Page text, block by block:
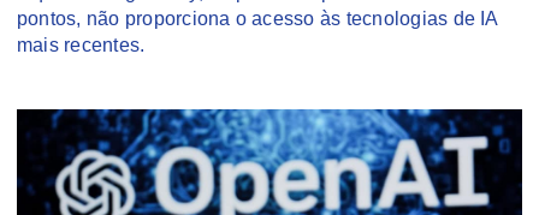
pontos, não proporciona o acesso às tecnologias de IA
mais recentes.